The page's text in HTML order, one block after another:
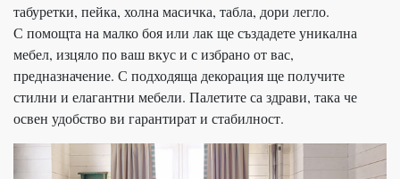
табуретки, пейка, холна масичка, табла, дори легло.
С помощта на малко боя или лак ще създадете уникална
мебел, изцяло по ваш вкус и с избрано от вас,
предназначение. С подходяща декорация ще получите
стилни и елагантни мебели. Палетите са здрави, така че
освен удобство ви гарантират и стабилност.